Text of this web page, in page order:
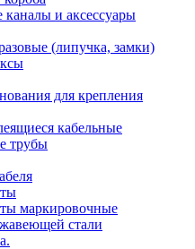
каналы и аксессуары
(липучка, замки)
для крепления
кабельные
трубы
маркировочные
стали